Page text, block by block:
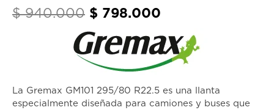
$940.000 $ 798.000
La Gremax GM101 295/80 R22.5 es una llanta
especialmente diseñada para camiones y buses que